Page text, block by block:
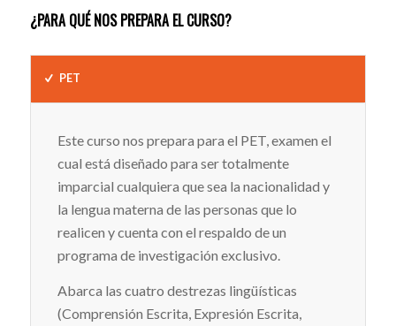
¿PARA QUÉ NOS PREPARA EL CURSO?
PET
Este curso nos prepara para el PET, examen el
cual está diseñado para ser totalmente
imparcial cualquiera que sea la nacionalidad y
la lengua materna de las personas que lo
realicen y cuenta con el respaldo de un
programa de investigación exclusivo.
Abarca las cuatro destrezas lingüísticas
(Comprensión Escrita, Expresión Escrita,